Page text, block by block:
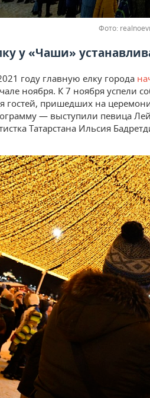
Фото:
у «Чаши»
году главную елку города
ноября. К 7 ноября успели
гостей, пришедших на
— выступили певица
Татарстана Ильсия